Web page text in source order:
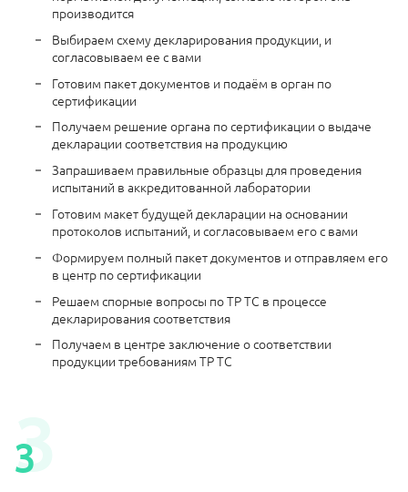
производится
Выбираем схему декларирования продукции, и
согласовываем ее с вами
Готовим пакет документов и подаём в орган по
сертификации
Получаем решение органа по сертификации о выдаче
декларации соответствия на продукцию
Запрашиваем правильные образцы для проведения
испытаний в аккредитованной лаборатории
Готовим макет будущей декларации на основании
протоколов испытаний, и согласовываем его с вами
Формируем полный пакет документов и отправляем его
в центр по сертификации
Решаем спорные вопросы по ТР ТС в процессе
декларирования соответствия
Получаем в центре заключение о соответствии
продукции требованиям ТР ТС